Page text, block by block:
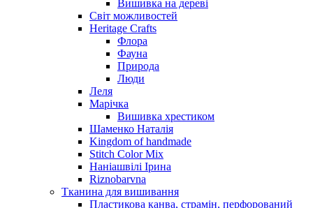
Вишивка на дереві
Світ можливостей
Heritage Crafts
Флора
Фауна
Природа
Люди
Леля
Марічка
Вишивка хрестиком
Шаменко Наталія
Kingdom of handmade
Stitch Color Mix
Наніашвілі Ірина
Riznobarvna
Тканина для вишивання
Пластикова канва, страмін, перфорований